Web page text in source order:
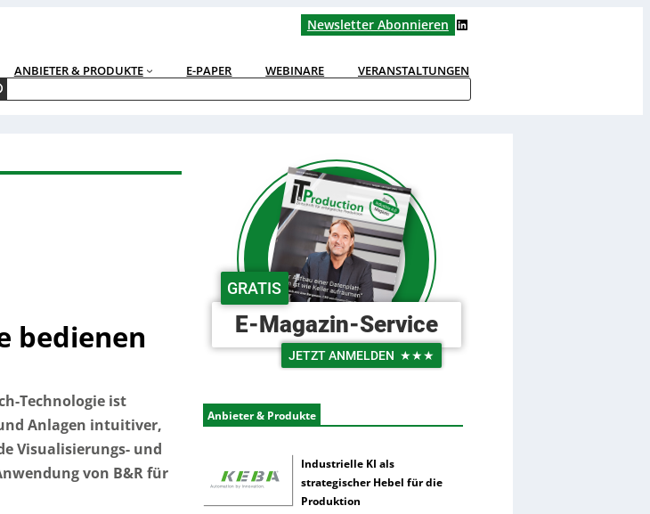
Newsletter Abonnieren LinkedIn
ANBIETER & PRODUKTE E-PAPER WEBINARE VERANSTALTUNGEN
bedienen
Technologie ist
Anlagen intuitiver,
Visualisierungs- und
von B&R für
GRATIS
E-Magazin-Service
JETZT ANMELDEN ★★★
Anbieter & Produkte
Industrielle KI als
strategischer Hebel für die
Produktion